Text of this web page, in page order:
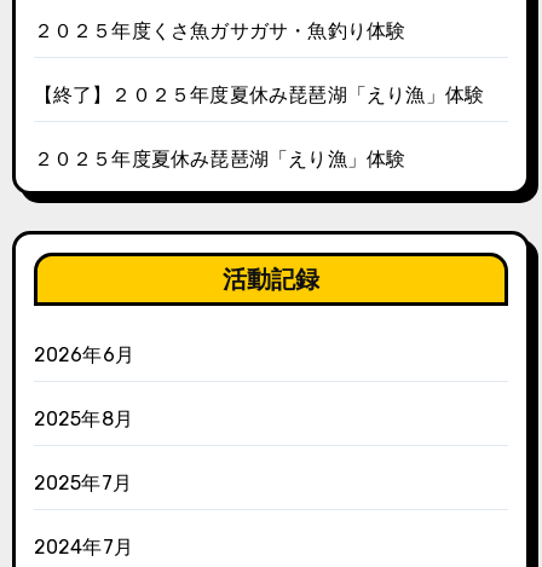
２０２５年度くさ魚ガサガサ・魚釣り体験
【終了】２０２５年度夏休み琵琶湖「えり漁」体験
２０２５年度夏休み琵琶湖「えり漁」体験
活動記録
2026年6月
2025年8月
2025年7月
2024年7月